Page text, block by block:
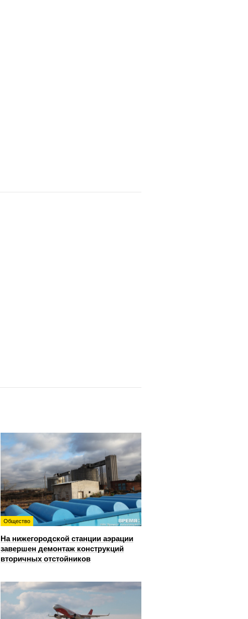
Общество
На нижегородской станции аэрации
завершен демонтаж конструкций
вторичных отстойников